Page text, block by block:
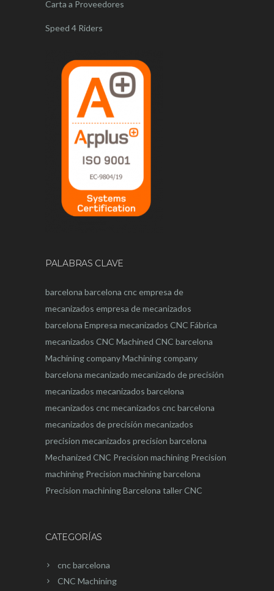
Carta a Proveedores
Speed 4 Riders
PALABRAS CLAVE
barcelona barcelona cncempresa de
mecanizados empresa de mecanizados
barcelona Empresa mecanizados CNC Fábrica
mecanizados CNC Machined CNC barcelona
Machining companyMachining company
barcelona mecanizado mecanizado de precisión
mecanizados mecanizados barcelona
mecanizados cncmecanizados cnc barcelona
mecanizados de precisión mecanizados
precision mecanizados precision barcelona
Mechanized CNC Precision machining Precision
machining Precision machining barcelona
Precision machining Barcelona taller CNC
CATEGORÍAS
cnc barcelona
CNC Machining